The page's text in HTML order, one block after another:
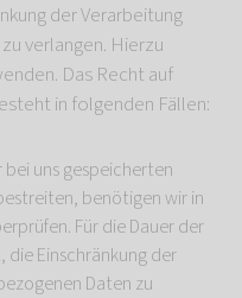
der Verarbeitung
verlangen. Hierzu
Das Recht auf
in folgenden Fällen:
uns gespeicherten
benötigen wir in
Für die Dauer der
die Einschränkung der
Daten zu